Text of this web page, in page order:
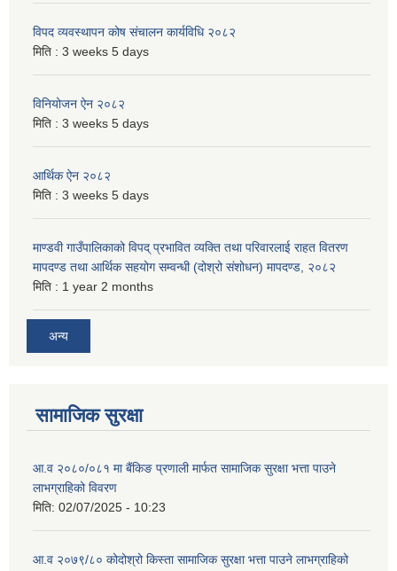
विपद व्यवस्थापन कोष संचालन कार्यविधि २०८२
मिति : 3 weeks 5 days
विनियोजन ऐन २०८२
मिति : 3 weeks 5 days
आर्थिक ऐन २०८२
मिति : 3 weeks 5 days
माण्डवी गाउँपालिकाको विपद् प्रभावित व्यक्ति तथा परिवारलाई राहत वितरण
मापदण्ड तथा आर्थिक सहयोग सम्वन्धी (दोश्रो संशोधन) मापदण्ड, २०८२
मिति : 1 year 2 months
अन्य
सामाजिक सुरक्षा
आ.व २०८०/०८१ मा बैंकिङ प्रणाली मार्फत सामाजिक सुरक्षा भत्ता पाउने
लाभग्राहिको विवरण
मिति: 02/07/2025 - 10:23
आ.व २०७९/८० कोदोश्रो किस्ता सामाजिक सुरक्षा भत्ता पाउने लाभग्राहिको